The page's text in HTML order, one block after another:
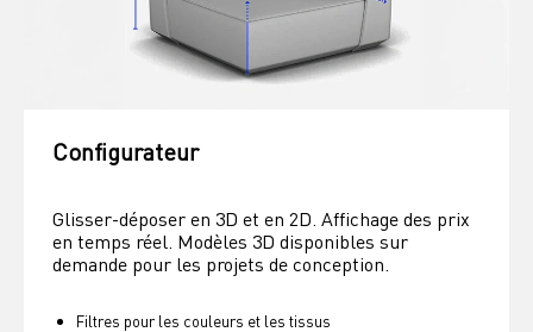
Configurateur
Glisser-déposer en 3D et en 2D. Affichage des prix
en temps réel. Modèles 3D disponibles sur
demande pour les projets de conception.
Filtres pour les couleurs et les tissus